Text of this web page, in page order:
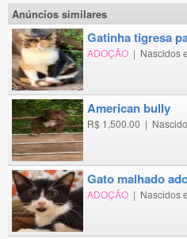
Anúncios similares
gatinha tigresa
ADOÇÃO | Nascidos
american bully
R$ 1,500.00 |
gato malhado
ADOÇÃO | Nascidos